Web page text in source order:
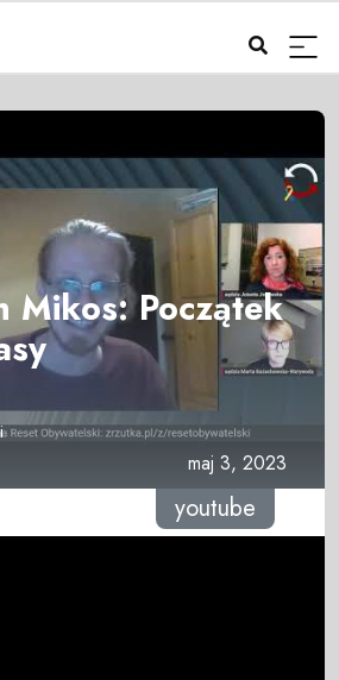
Mikos: Początek
maj 3, 2023
youtube